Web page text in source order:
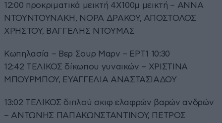
12:00 προκριματικά μεικτή 4Χ100μ μεικτή – ΑΝΝΑ
ΝΤΟΥΝΤΟΥΝΑΚΗ, ΝΟΡΑ ΔΡΑΚΟΥ, ΑΠΟΣΤΟΛΟΣ
ΧΡΗΣΤΟΥ, ΒΑΓΓΕΛΗΣ ΝΤΟΥΜΑΣ
Kωπηλασία – Βερ Σουρ Μαρν – ΕΡΤ1 10:30
12:42 ΤΕΛΙΚΟΣ δίκωπου γυναικών – ΧΡΙΣΤΙΝΑ
ΜΠΟΥΡΜΠΟΥ, ΕΥΑΓΓΕΛΙΑ ΑΝΑΣΤΑΣΙΑΔΟΥ
13:02 ΤΕΛΙΚΟΣ διπλού σκιφ ελαφρών βαρών ανδρών
– ΑΝΤΩΝΗΣ ΠΑΠΑΚΩΝΣΤΑΝΤΙΝΟΥ, ΠΕΤΡΟΣ